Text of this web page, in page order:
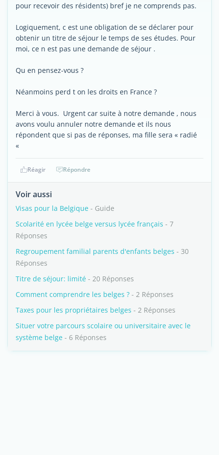
pour recevoir des résidents) bref je ne comprends pas.
Logiquement, c est une obligation de se déclarer pour
obtenir un titre de séjour le temps de ses études. Pour
moi, ce n est pas une demande de séjour .
Qu en pensez-vous ?
Néanmoins perd t on les droits en France ?
Merci à vous. Urgent car suite à notre demande , nous
avons voulu annuler notre demande et ils nous
répondent que si pas de réponses, ma fille sera « radié
«
Réagir Répondre
Voir aussi
Visas pour la Belgique - Guide
Scolarité en lycée belge versus lycée français - 7
Réponses
Regroupement familial parents d'enfants belges - 30
Réponses
Titre de séjour: limité - 20 Réponses
Comment comprendre les belges ? - 2 Réponses
Taxes pour les propriétaires belges - 2 Réponses
Situer votre parcours scolaire ou universitaire avec le
système belge - 6 Réponses